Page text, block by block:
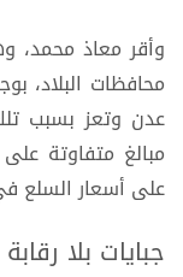
وأقر معاذ محمد،
محافظات البلاد،
عدن وتعز بسبب
مبالغ متفاوتة
على أسعار السلع
جبايات بلا رقابة